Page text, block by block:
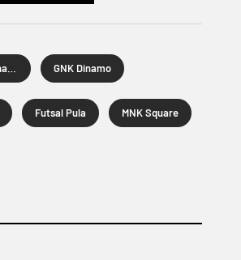
MNK Futsal Dinamo GNK Dinamo
Futsal Pula MNK Square